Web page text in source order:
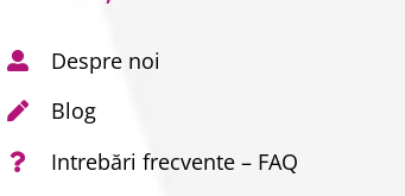
Despre noi
Blog
Intrebări frecvente – FAQ